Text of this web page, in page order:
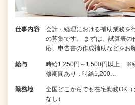
仕事内容
会計・経理における補助業務を
の募集です。 まずは、試算表
応、申告書の作成補助などをお
給与
時給1,250円～1,500円以上 ※
修期間あり：時給1,200…
勤務地
全国どこからでも在宅勤務OK
なし）